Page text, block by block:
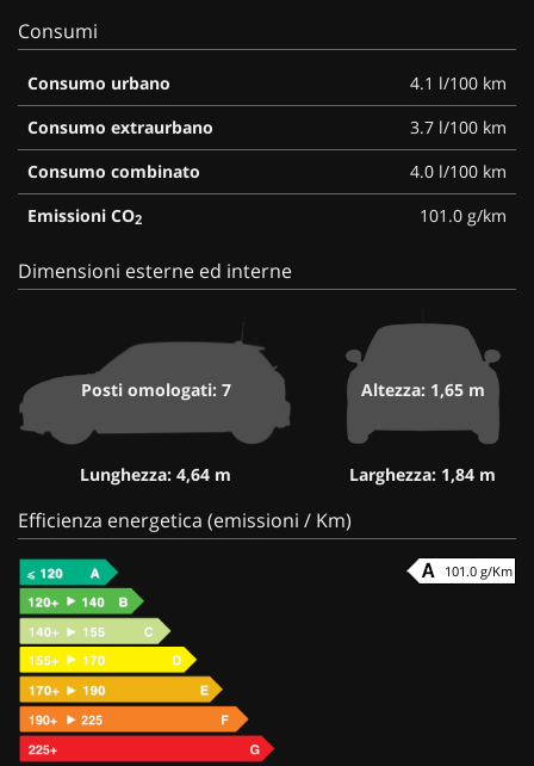
Consumi
Consumo urbano
4.1 l/100 km
Consumo extraurbano
3.7 l/100 km
Consumo combinato
4.0 l/100 km
Emissioni CO2 101.0 g/km
Dimensioni esterne ed interne
Posti omologati: 7
Lunghezza: 4,64 m
Altezza: 1,65 m
Larghezza: 1,84 m
Efficienza energetica (emissioni / Km)
101.0 g/Km